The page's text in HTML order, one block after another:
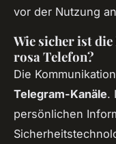
vor der Nutzung
Wie sicher ist
rosa Telefon?
Die
Telegram-Kanäle.
persönlichen